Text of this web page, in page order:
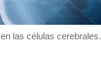
las células cerebrales.